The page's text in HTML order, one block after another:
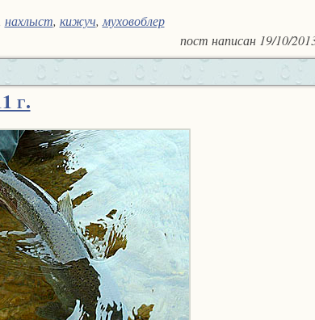
нахлыст, кижуч, муховоблер
пост написан 19/10/
г.